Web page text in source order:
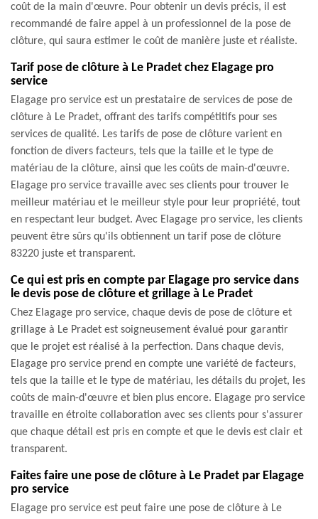
coût de la main d'œuvre. Pour obtenir un devis précis, il est
recommandé de faire appel à un professionnel de la pose de
clôture, qui saura estimer le coût de manière juste et réaliste.
Tarif pose de clôture à Le Pradet chez Elagage pro
service
Elagage pro service est un prestataire de services de pose de
clôture à Le Pradet, offrant des tarifs compétitifs pour ses
services de qualité. Les tarifs de pose de clôture varient en
fonction de divers facteurs, tels que la taille et le type de
matériau de la clôture, ainsi que les coûts de main-d'œuvre.
Elagage pro service travaille avec ses clients pour trouver le
meilleur matériau et le meilleur style pour leur propriété, tout
en respectant leur budget. Avec Elagage pro service, les clients
peuvent être sûrs qu'ils obtiennent un tarif pose de clôture
83220 juste et transparent.
Ce qui est pris en compte par Elagage pro service dans
le devis pose de clôture et grillage à Le Pradet
Chez Elagage pro service, chaque devis de pose de clôture et
grillage à Le Pradet est soigneusement évalué pour garantir
que le projet est réalisé à la perfection. Dans chaque devis,
Elagage pro service prend en compte une variété de facteurs,
tels que la taille et le type de matériau, les détails du projet, les
coûts de main-d'œuvre et bien plus encore. Elagage pro service
travaille en étroite collaboration avec ses clients pour s'assurer
que chaque détail est pris en compte et que le devis est clair et
transparent.
Faites faire une pose de clôture à Le Pradet par Elagage
pro service
Elagage pro service est peut faire une pose de clôture à Le